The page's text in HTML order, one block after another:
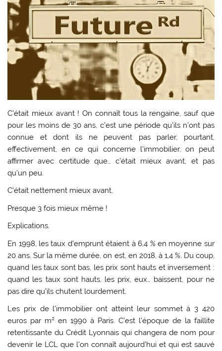
C’était mieux avant ! On connaît tous la rengaine, sauf que
pour les moins de 30 ans, c’est une période qu’ils n’ont pas
connue et dont ils ne peuvent pas parler, pourtant,
effectivement, en ce qui concerne l’immobilier, on peut
affirmer avec certitude que… c’était mieux avant, et pas
qu’un peu.
C’était nettement mieux avant.
Presque 3 fois mieux même !
Explications.
En 1998, les taux d’emprunt étaient à 6,4 % en moyenne sur
20 ans. Sur la même durée, on est, en 2018, à 1,4 %. Du coup,
quand les taux sont bas, les prix sont hauts et inversement :
quand les taux sont hauts, les prix, eux… baissent, pour ne
pas dire qu’ils chutent lourdement.
Les prix de l’immobilier ont atteint leur sommet à 3 420
euros par m² en 1990 à Paris. C’est l’époque de la faillite
retentissante du Crédit Lyonnais qui changera de nom pour
devenir le LCL que l’on connaît aujourd’hui et qui est sauvé